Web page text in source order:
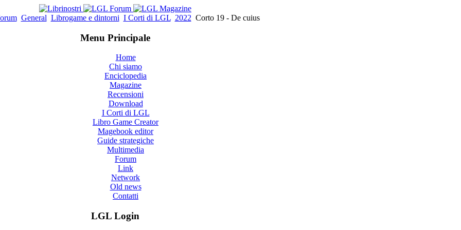
General Librogame e dintorni I Corti di LGL 2022 Corto 19 - De cuius
Menu Principale
Home
Chi siamo
Enciclopedia
Magazine
Recensioni
Download
I Corti di LGL
Libro Game Creator
Magebook editor
Guide strategiche
Multimedia
Forum
Link
Network
Old news
Contatti
LGL Login